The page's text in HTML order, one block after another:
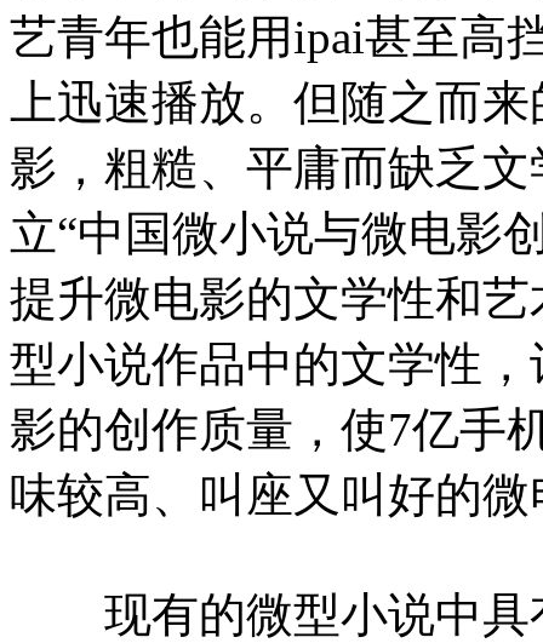
艺青年也能用ipai甚至高
上迅速播放。但随之而
影，粗糙、平庸而缺乏
立“中国微小说与微电影
提升微电影的文学性和
型小说作品中的文学性
影的创作质量，使7亿手
味较高、叫座又叫好的
现有的微型小说中具